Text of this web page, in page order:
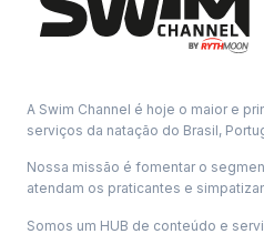
A Swim Channel é hoje o maior e
serviços da natação do Brasil,
Nossa missão é fomentar o
atendam os praticantes e
Somos um HUB de conteúdo e